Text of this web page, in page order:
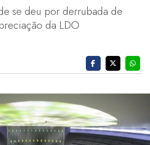
se deu por derrubada de
da LDO